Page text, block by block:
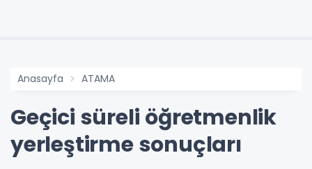
Anasayfa ATAMA
Geçici süreli öğretmenlik
yerleştirme sonuçları